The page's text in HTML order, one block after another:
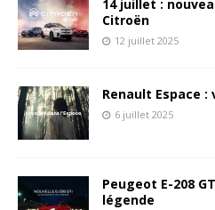
14 juillet :
Citroën
12 juillet 2025
Renault Espace
6 juillet 2025
Peugeot E-208
légende